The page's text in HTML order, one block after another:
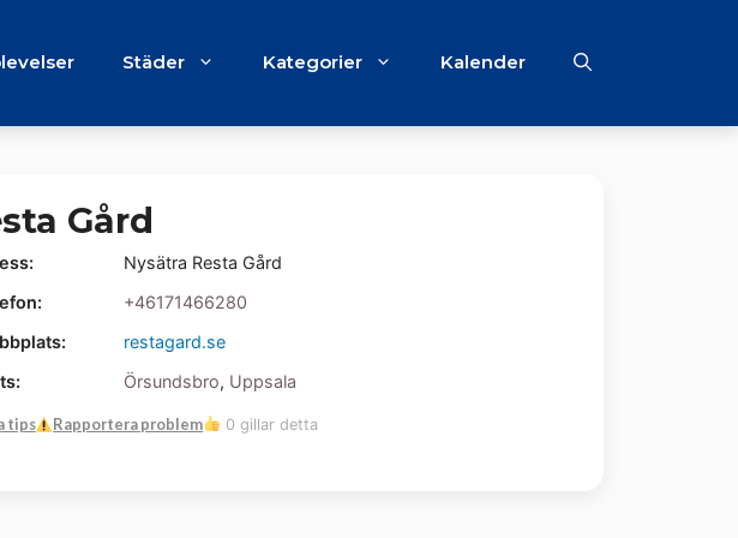
Städer Kategorier Kalender
Gård
Nysätra Resta Gård
+46171466280
restagard.se
Örsundsbro, Uppsala
tips Rapportera problem 0 gillar detta